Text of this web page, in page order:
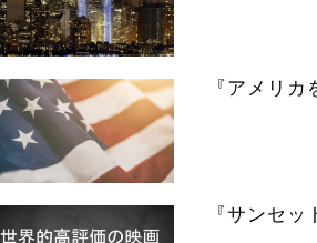
『アメリ
『サンセ